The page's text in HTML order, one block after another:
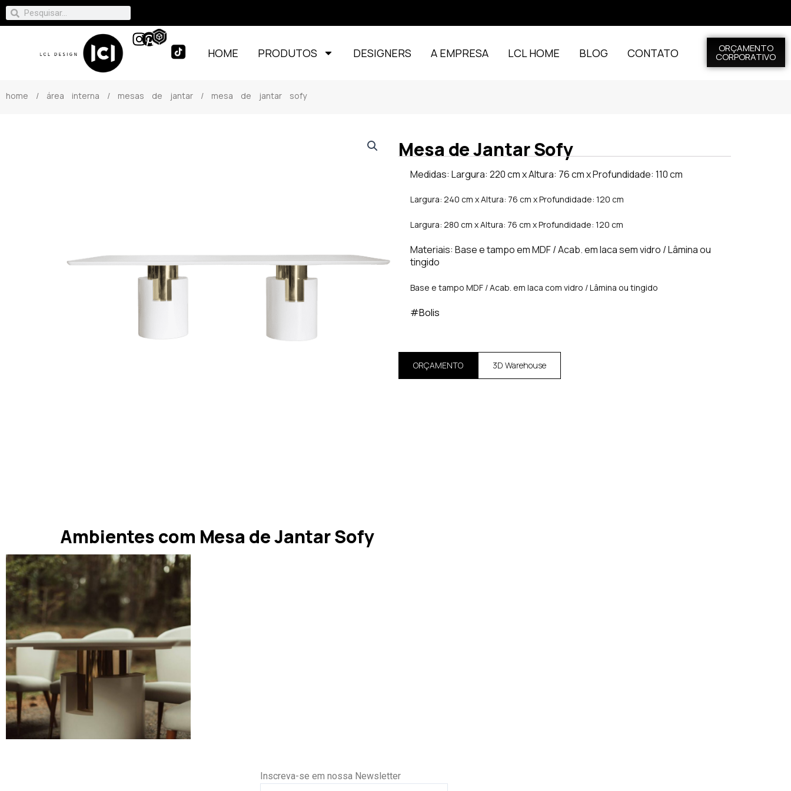
HOME PRODUTOS DESIGNERS A EMPRESA LCL HOME BLOG CONTATO ORÇAMENTO
CORPORATIVO
home / área interna / mesas de jantar / mesa de jantar sofy
Mesa de Jantar Sofy
Medidas: Largura: 220 cm x Altura: 76 cm x Profundidade: 110 cm
Largura: 240 cm x Altura: 76 cm x Profundidade: 120 cm
Largura: 280 cm x Altura: 76 cm x Profundidade: 120 cm
Materiais: Base e tampo em MDF / Acab. em laca sem vidro / Lâmina ou
tingido
Base e tampo MDF / Acab. em laca com vidro / Lâmina ou tingido
#Bolis
ORÇAMENTO 3D Warehouse
Ambientes com Mesa de Jantar Sofy
Inscreva-se em nossa Newsletter